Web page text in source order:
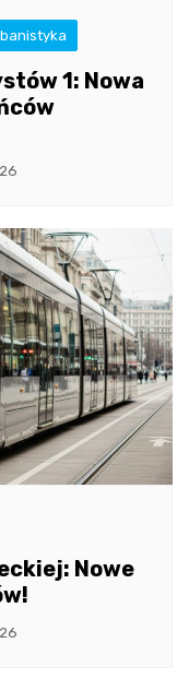
1: Nowa
Nowe